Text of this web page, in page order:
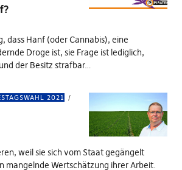
dass Hanf (oder Cannabis), eine
Droge ist, sie Frage ist lediglich,
der Besitz strafbar…
2021
weil sie sich vom Staat gegängelt
mangelnde Wertschätzung ihrer Arbeit.